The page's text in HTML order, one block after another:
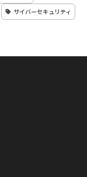
サイバーセキュリティ